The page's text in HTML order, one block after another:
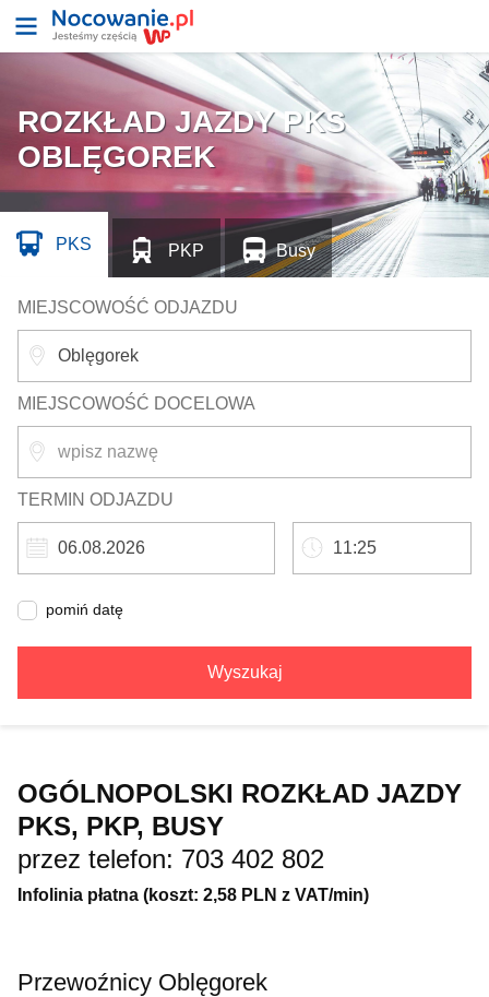
ROZKŁAD JAZDY PKS
OBLĘGOREK
MIEJSCOWOŚĆ ODJAZDU
MIEJSCOWOŚĆ DOCELOWA
TERMIN ODJAZDU
pomiń datę
Wyszukaj
PKS PKP Busy
OGÓLNOPOLSKI ROZKŁAD JAZDY
PKS, PKP, BUSY
przez telefon: 703 402 802
Infolinia płatna (koszt: 2,58 PLN z VAT/min)
Przewoźnicy Oblęgorek